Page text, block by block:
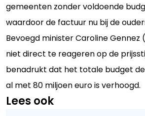
gemeenten zonder voldoende
waardoor de factuur nu bij de
Bevoegd minister Caroline
niet direct te reageren op de
benadrukt dat het totale budget
al met 80 miljoen euro is verhoogd.
Lees ook